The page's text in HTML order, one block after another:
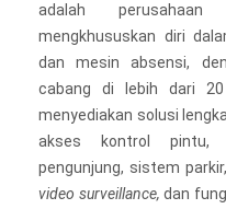
adalah
mengkhususkan diri
dan mesin absensi,
cabang di lebih dari 20
menyediakan solusi
akses kontrol pintu,
pengunjung, sistem
video surveillance, dan